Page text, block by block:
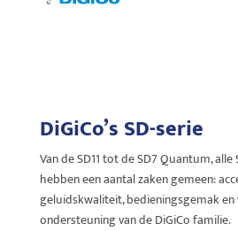
DiGiCo’s SD-serie
Van de SD11 tot de SD7 Quantum, alle
hebben een aantal zaken gemeen:
geluidskwaliteit, bedieningsgemak
ondersteuning van de DiGiCo familie.